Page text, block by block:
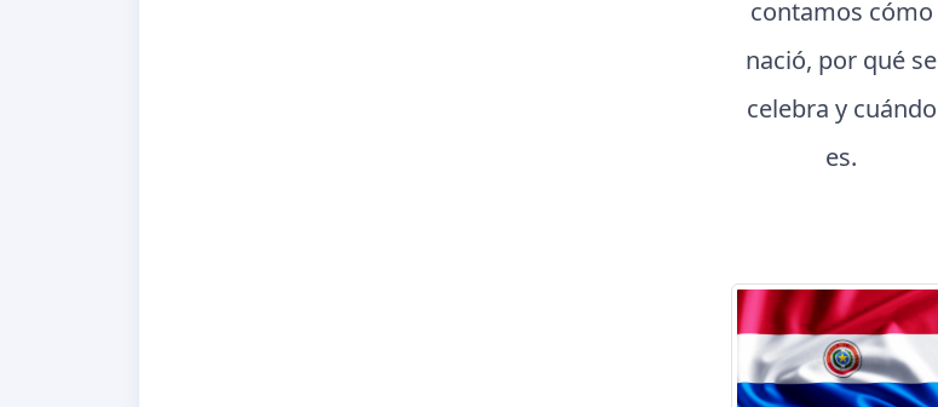
contamos cómo
nació, por qué se
celebra y cuándo
es.